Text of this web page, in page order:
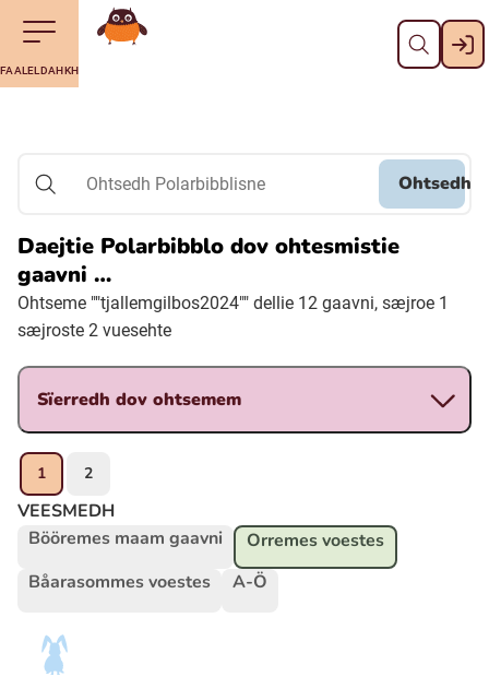
Till navigering av sidans innehåll
Till övergripande innehåll för webbplatsen Dahph
Svenska
Julevsámegiella (Lulesamiska)
Davvisámegiella (Nordsamiska)
Bidumsámegiella (Pitesamiska)
Ubmejesámiengiälla (Umesamiska)
FAALELDAHKH
Aalkoebealan
Ohtsedh Polarbibblisne
Ohtsedh
Daejtie Polarbibblo dov ohtesmistie
gaavni …
Ohtseme ""tjallemgilbos2024"" dellie 12 gaavni, sæjroe 1
sæjroste 2 vuesehte
Sïerredh dov ohtsemem
1 2
VEESMEDH
Bööremes maam gaavni
Orremes voestes
Båarasommes voestes
A-Ö